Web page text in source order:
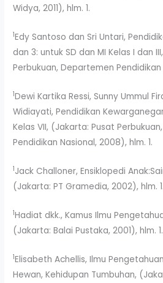
Widya, 2011), hlm. 1.
1Edy Santoso dan Sri Untari,
dan 3: untuk SD dan MI Kelas I dan
Perbukuan, Departemen Pendidikan
1Dewi Kartika Ressi, Sunny Ummul
Widiayati, Pendidikan
Kelas VII, (Jakarta: Pusat
Pendidikan Nasional, 2008), hlm. 1.
1Jack Challoner, Ensiklopedi
(Jakarta: PT Gramedia, 2002), hlm. 1.
1Hadiat dkk., Kamus Ilmu
(Jakarta: Balai Pustaka, 2001), hlm. 1.
1Elisabeth Achellis, Ilmu
Hewan, Kehidupan Tumbuhan,